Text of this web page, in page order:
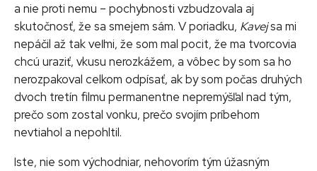
a nie proti nemu – pochybnosti vzbudzovala aj
skutočnosť, že sa smejem sám. V poriadku, Kavejsa mi
nepáčil až tak veľmi, že som mal pocit, že ma tvorcovia
chcú uraziť, vkusu nerozkážem, a vôbec by som sa ho
nerozpakoval celkom odpísať, ak by som počas druhých
dvoch tretín filmu permanentne nepremýšľal nad tým,
prečo som zostal vonku, prečo svojím príbehom
nevtiahol a nepohltil.
Iste, nie som východniar, nehovorím tým úžasným